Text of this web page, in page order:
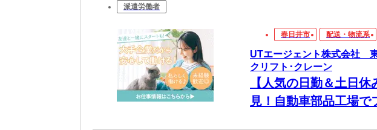
派遣労働者
春日井市 配送・物流系
UTエージェント株式会社
クリフト･クレーン
【人気の日勤＆土日
見！自動車部品工場で